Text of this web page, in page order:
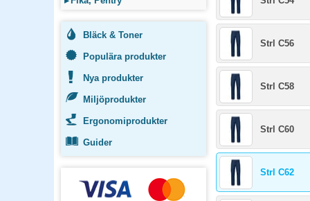
Bläck & Toner
Populära produkter
Nya produkter
Miljöprodukter
Ergonomiprodukter
Guider
Strl C56
Strl C58
Strl C60
Strl C62